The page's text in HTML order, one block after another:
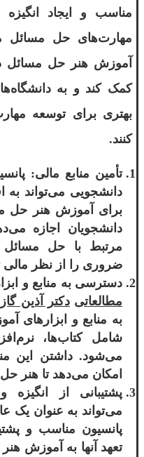
مناسب و ایجاد
مهارت‌های حل مسائل
آموزش هنر حل مسائل
کمک کند و به
بهتری برای توسعه
کنند.
تأمین منابع مالی:
دانشجویی می‌تواند به
برای آموزش هنر حل
دانشجویان اجازه
مرتبط با حل
ضروری را از نظر مالی
دسترسی به منابع و
مطالعاتی دکتر آذین
به منابع و ابزارهای
شامل کتاب‌ها،
می‌شود. داشتن این
امکان می‌دهد تا هنر حل
پشتیبانی از انگیزه
می‌تواند به عنوان یک
پانسیون مناسب و
تعهد آنها به آموزش